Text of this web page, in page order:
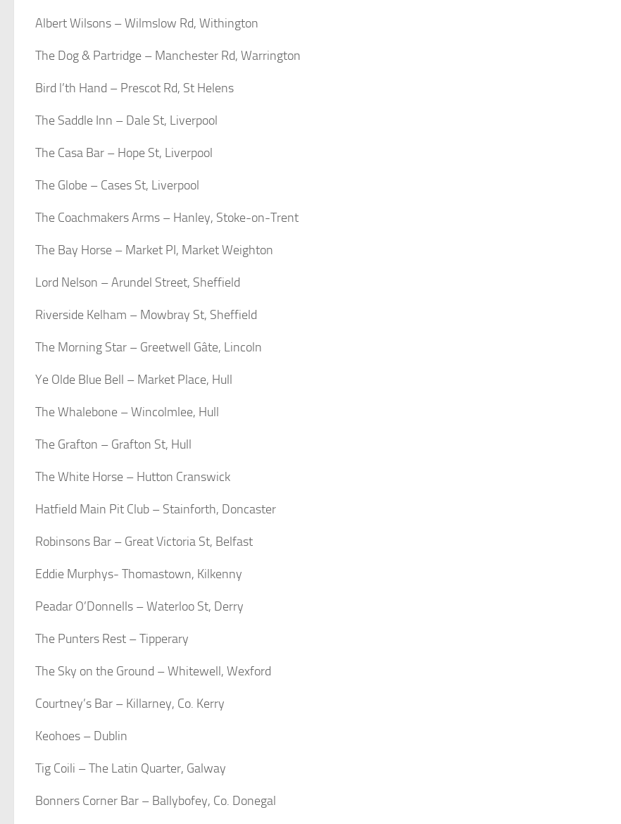
Albert Wilsons – Wilmslow Rd, Withington
The Dog & Partridge – Manchester Rd, Warrington
Bird l’th Hand – Prescot Rd, St Helens
The Saddle Inn – Dale St, Liverpool
The Casa Bar – Hope St, Liverpool
The Globe – Cases St, Liverpool
The Coachmakers Arms – Hanley, Stoke-on-Trent
The Bay Horse – Market PI, Market Weighton
Lord Nelson – Arundel Street, Sheffield
Riverside Kelham – Mowbray St, Sheffield
The Morning Star – Greetwell Gâte, Lincoln
Ye Olde Blue Bell – Market Place, Hull
The Whalebone – Wincolmlee, Hull
The Grafton – Grafton St, Hull
The White Horse – Hutton Cranswick
Hatfield Main Pit Club – Stainforth, Doncaster
Robinsons Bar – Great Victoria St, Belfast
Eddie Murphys- Thomastown, Kilkenny
Peadar O’Donnells – Waterloo St, Derry
The Punters Rest – Tipperary
The Sky on the Ground – Whitewell, Wexford
Courtney’s Bar – Killarney, Co. Kerry
Keohoes – Dublin
Tig Coili – The Latin Quarter, Galway
Bonners Corner Bar – Ballybofey, Co. Donegal